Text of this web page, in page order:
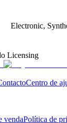
Electronic,
Licensing
Centro de
vendaPolítica de